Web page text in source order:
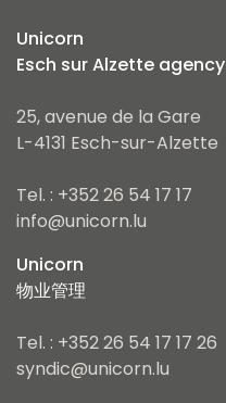
Unicorn
Esch sur Alzette agency
25, avenue de la Gare
L-4131 Esch-sur-Alzette
Tel. : +352 26 54 17 17
info@unicorn.lu
Unicorn
物业管理
Tel. : +352 26 54 17 17 26
syndic@unicorn.lu